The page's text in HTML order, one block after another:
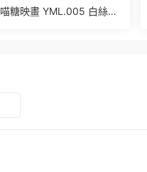
喵糖映畫 YML.005 白絲卡